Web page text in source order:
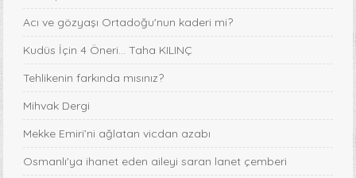
Acı ve gözyaşı Ortadoğu'nun kaderi mi?
Kudüs İçin 4 Öneri... Taha KILINÇ
Tehlikenin farkında mısınız?
Mihvak Dergi
Mekke Emiri’ni ağlatan vicdan azabı
Osmanlı'ya ihanet eden aileyi saran lanet çemberi